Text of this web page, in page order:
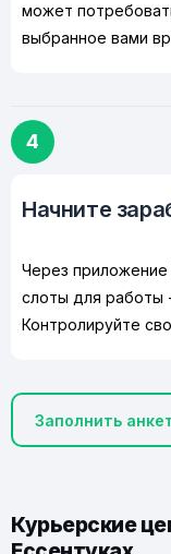
может
выбранное вами
4
Начните
Через
слоты для работы
Контролируйте
Заполнить
Курьерские